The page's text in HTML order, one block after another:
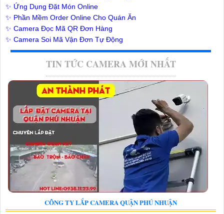
✨ Ứng Dụng Đặt Món Online
✨ Phần Mềm Order Online Cho Quán Ăn
✨ Camera Đọc Mã QR Đơn Hàng
✨ Camera Soi Mã Vận Đơn Tự Động
TIN TỨC CAMERA MỚI NHẤT
CÔNG TY LẮP CAMERA QUẬN PHÚ NHUẬN